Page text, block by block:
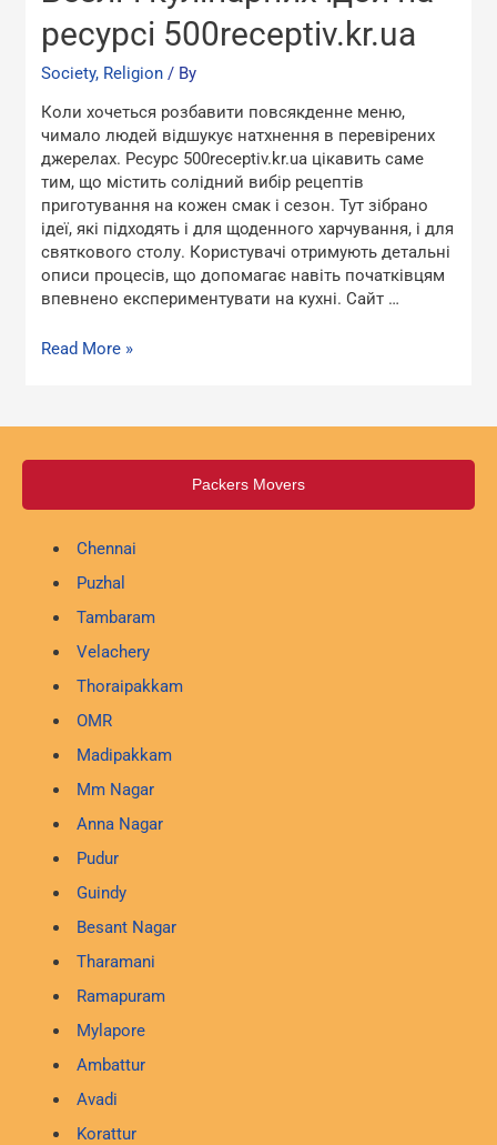
ресурсі 500receptiv.kr.ua
Society, Religion / By
Коли хочеться розбавити повсякденне меню,
чимало людей відшукує натхнення в перевірених
джерелах. Ресурс 500receptiv.kr.ua цікавить саме
тим, що містить солідний вибір рецептів
приготування на кожен смак і сезон. Тут зібрано
ідеї, які підходять і для щоденного харчування, і для
святкового столу. Користувачі отримують детальні
описи процесів, що допомагає навіть початківцям
впевнено експериментувати на кухні. Сайт …
ідей
на
ресурсі
Read More »
Packers Movers
Chennai
Puzhal
Tambaram
Velachery
Thoraipakkam
OMR
Madipakkam
Mm Nagar
Anna Nagar
Pudur
Guindy
Besant Nagar
Tharamani
Ramapuram
Mylapore
Ambattur
Avadi
Korattur